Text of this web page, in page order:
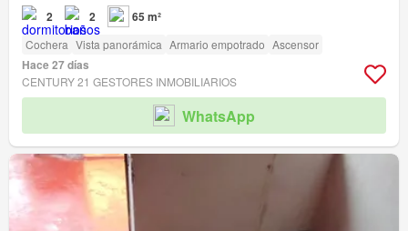
2 2 65 m²
Cochera Vista panorámica Armario empotrado Ascensor
Hace 27 días
CENTURY 21 GESTORES INMOBILIARIOS
WhatsApp